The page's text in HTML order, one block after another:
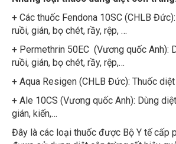
+ Các thuốc Fendona 10SC (CHLB
ruồi, gián, bọ chét, rầy, rệp, …
+ Permethrin 50EC (Vương quốc Anh):
ruồi, gián, bọ chét, rầy, rệp,…
+ Aqua Resigen (CHLB Đức): Thuốc diệt
+ Ale 10CS (Vương quốc Anh): Dùng
gián, kiến,…
Đây là các loại thuốc được Bộ Y tế cấp
được sử dụng diệt côn trùng rất hiệu